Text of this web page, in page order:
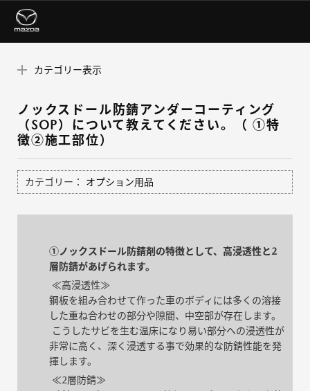
カテゴリー表示
ノックスドール防錆アンダーコーティング
（SOP）について教えてください。（ ①特
徴②施工部位）
カテゴリー： オプション用品
①ノックスドール防錆剤の特徴として、高浸透性と2
層防錆があげられます。
≪高浸透性≫
鋼板を組み合わせて作った車のボディには多くの溶接
した重ね合わせの部分や隙間、中空部が存在します。
こうしたサビを生む温床になり易い部分への浸透性が
非常に高く、深く浸透する事で効果的な防錆性能を発
揮します。
≪2層防錆≫